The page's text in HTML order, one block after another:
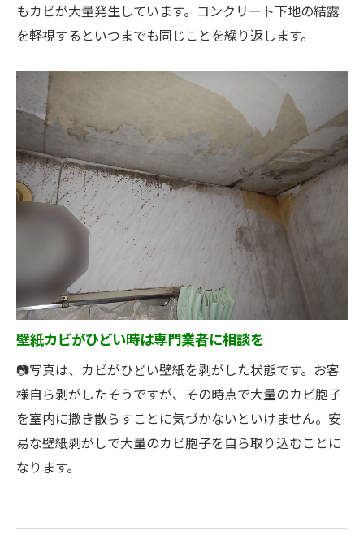
もカビが大量発生しています。コンクリート下地の結露
を軽視するといつまでも同じことを繰り返します。
壁紙カビがひどい時は専門業者に相談を
📷写真は、カビがひどい壁紙を剥がした状態です。お客
様自ら剥がしたそうですが、その時点で大量のカビ胞子
を室内に撒き散らすことに気づかないといけません。安
易な壁紙剥がしで大量のカビ胞子を自ら取り込むことに
なります。